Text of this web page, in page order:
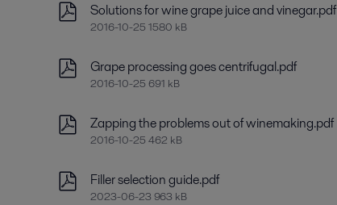
Solutions for wine grape juice and vinegar.pdf
2016-10-25 1580 kB
Grape processing goes centrifugal.pdf
2016-10-25 691 kB
Zapping the problems out of winemaking.pdf
2016-10-25 462 kB
Filler selection guide.pdf
2023-06-23 963 kB